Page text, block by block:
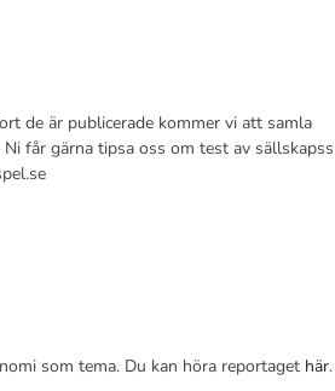
de är publicerade kommer vi att samla
får gärna tipsa oss om test av
som tema. Du kan höra reportaget här.